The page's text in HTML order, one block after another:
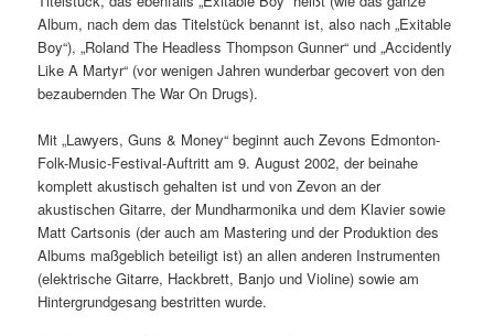
Album, nach dem das Titelstück benannt ist, also nach „Exitable
Boy“), „Roland The Headless Thompson Gunner“ und „Accidently
Like A Martyr“ (vor wenigen Jahren wunderbar gecovert von den
bezaubernden The War On Drugs).
Mit „Lawyers, Guns & Money“ beginnt auch Zevons Edmonton-
Folk-Music-Festival-Auftritt am 9. August 2002, der beinahe
komplett akustisch gehalten ist und von Zevon an der
akustischen Gitarre, der Mundharmonika und dem Klavier sowie
Matt Cartsonis (der auch am Mastering und der Produktion des
Albums maßgeblich beteiligt ist) an allen anderen Instrumenten
(elektrische Gitarre, Hackbrett, Banjo und Violine) sowie am
Hintergrundgesang bestritten wurde.